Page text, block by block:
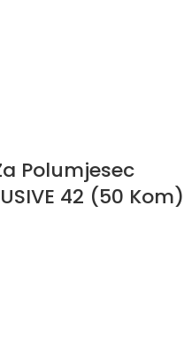
Polumjesec
42 (50 Kom)